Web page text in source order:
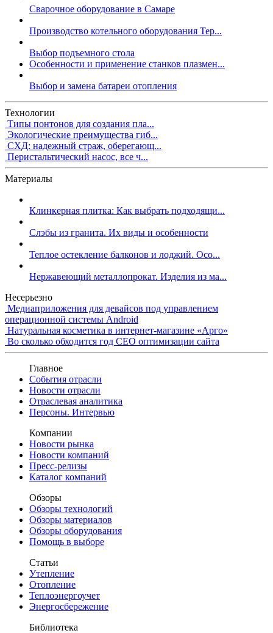
Сварочное оборудование в Самаре
Производство котельного оборудования Тер...
Выбор подъемного стола
Особенности и применение станков плазмен...
Выбор и замена батареи отопления
Технологии
Типы понтонов для создания пла...
Экологические преимущества гиб...
СХД: надежный страж, оберегающ...
Перистальтический насос, все ч...
Материалы
Клинкерная плитка: Как выбрать подходящи...
Слэбы из гранита. Их виды и особенности
Теплое остекление балконов и лоджий. Осо...
Нержавеющий металлопрокат. Изделия из ма...
Несерьезно
Медиаприложения для девайсов под управлением
операционной системы Android
Натуральная косметика в интернет-магазине «Арго»
Во сколько обходится год СЕО оптимизации сайта
Главное
События отрасли
Новости отрасли
Отраслевая аналитика
Персоны. Интервью
Компании
Новости рынка
Новости компаний
Пресс-релизы
Каталог компаний
Обзоры
Обзоры технологий
Обзоры материалов
Обзоры оборудования
Помощь в выборе
Статьи
Утепление
Отопление
Теплоэнергоучет
Энергосбережение
Библиотека